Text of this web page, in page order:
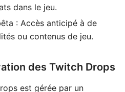
dans le jeu.
: Accès anticipé à de
ou contenus de jeu.
des Twitch Drops
est gérée par un